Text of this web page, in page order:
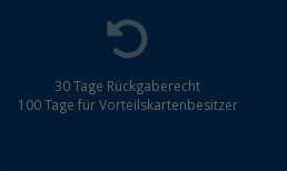
30 Tage Rückgaberecht
100 Tage für Vorteilskartenbesitzer